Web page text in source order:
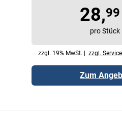
28,99
pro Stück
zzgl. 19% MwSt. | zzgl.
Zum